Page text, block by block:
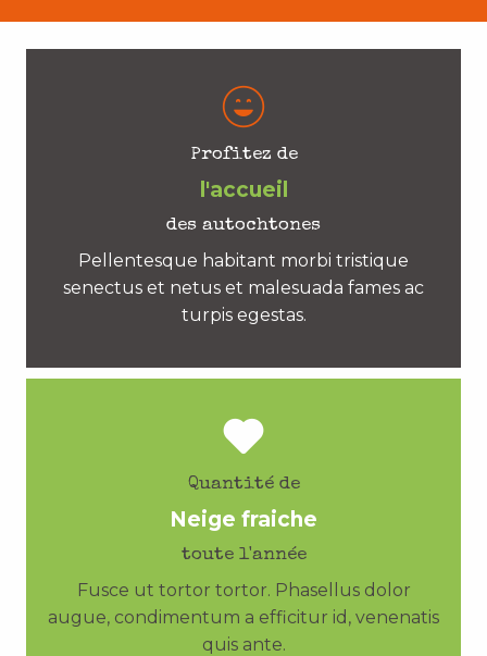
Profitez de
l'accueil
des autochtones
Pellentesque habitant morbi tristique
senectus et netus et malesuada fames ac
turpis egestas.
Quantité de
Neige fraiche
toute l'année
Fusce ut tortor tortor. Phasellus dolor
augue, condimentum a efficitur id, venenatis
quis ante.